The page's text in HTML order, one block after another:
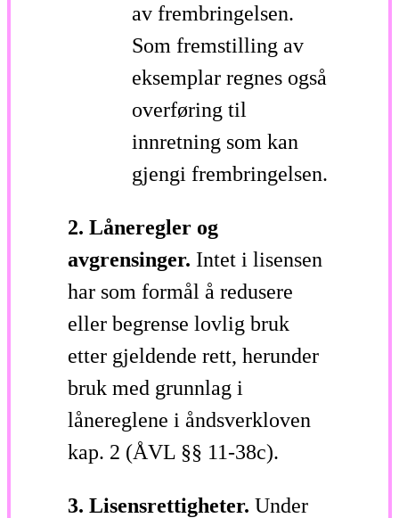
av frembringelsen.
Som fremstilling av
eksemplar regnes også
overføring til
innretning som kan
gjengi frembringelsen.
2. Låneregler og
avgrensinger. Intet i lisensen
har som formål å redusere
eller begrense lovlig bruk
etter gjeldende rett, herunder
bruk med grunnlag i
lånereglene i åndsverkloven
kap. 2 (ÅVL §§ 11-38c).
3. Lisensrettigheter. Under